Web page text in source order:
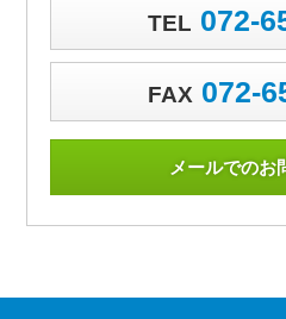
TEL 072-
FAX 072-
メールでのお